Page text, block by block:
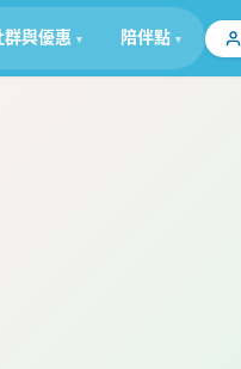
群與優惠 陪伴點